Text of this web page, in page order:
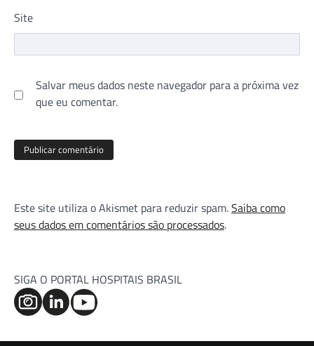
Site
Salvar meus dados neste navegador para a próxima vez
que eu comentar.
Este site utiliza o Akismet para reduzir spam.Saiba como
seus dados em comentários são processados.
SIGA O PORTAL HOSPITAIS BRASIL